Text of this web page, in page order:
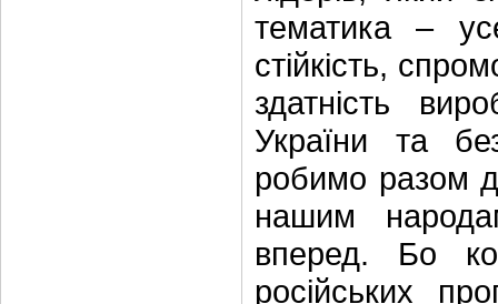
тематика –
стійкість,
здатність
України та
робимо разом
нашим
вперед. Бо
російських